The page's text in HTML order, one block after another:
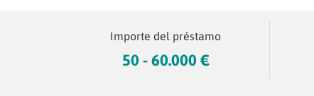
Importe del préstamo
50 - 60.000 €